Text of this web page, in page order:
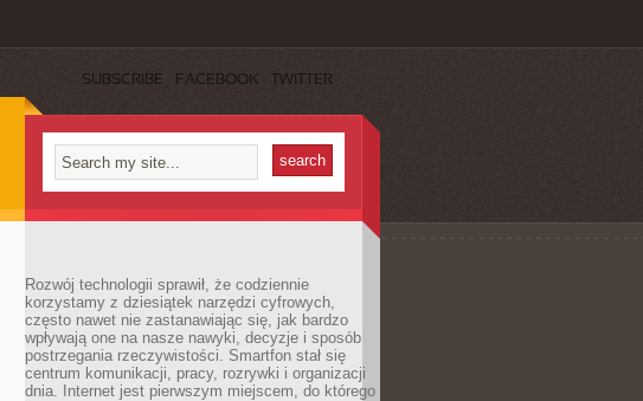
SUBSCRIBE FACEBOOK TWITTER
Rozwój technologii sprawił, że codziennie
korzystamy z dziesiątek narzędzi cyfrowych,
często nawet nie zastanawiając się, jak bardzo
wpływają one na nasze nawyki, decyzje i sposób
postrzegania rzeczywistości. Smartfon stał się
centrum komunikacji, pracy, rozrywki i organizacji
dnia. Internet jest pierwszym miejscem, do którego